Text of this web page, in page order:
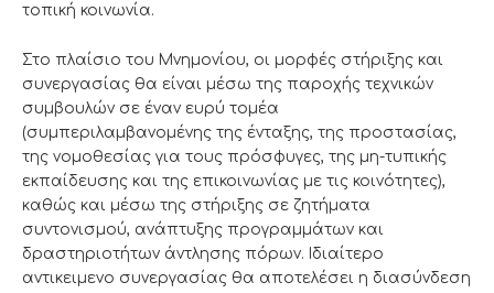
τοπική κοινωνία.
Στο πλαίσιο του Μνημονίου, οι μορφές στήριξης και
συνεργασίας θα είναι μέσω της παροχής τεχνικών
συμβουλών σε έναν ευρύ τομέα
(συμπεριλαμβανομένης της ένταξης, της προστασίας,
της νομοθεσίας για τους πρόσφυγες, της μη-τυπικής
εκπαίδευσης και της επικοινωνίας με τις κοινότητες),
καθώς και μέσω της στήριξης σε ζητήματα
συντονισμού, ανάπτυξης προγραμμάτων και
δραστηριοτήτων άντλησης πόρων. Ιδιαίτερο
αντικειμενο συνεργασίας θα αποτελέσει η διασύνδεση